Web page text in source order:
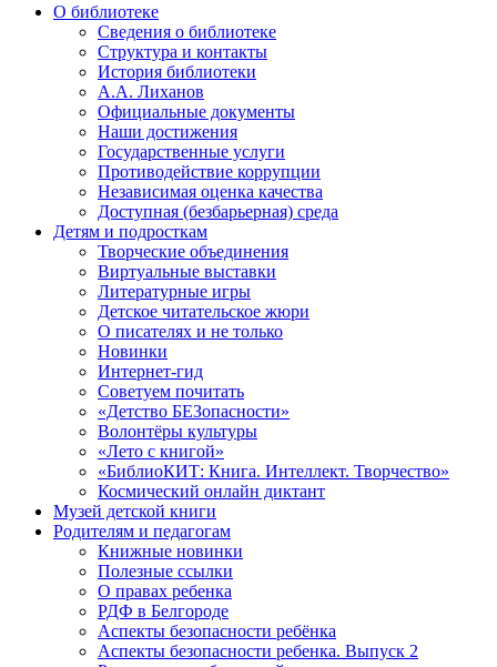
О библиотеке
Сведения о библиотеке
Структура и контакты
История библиотеки
А.А. Лиханов
Официальные документы
Наши достижения
Государственные услуги
Противодействие коррупции
Независимая оценка качества
Доступная (безбарьерная) среда
Детям и подросткам
Творческие объединения
Виртуальные выставки
Литературные игры
Детское читательское жюри
О писателях и не только
Новинки
Интернет-гид
Советуем почитать
«Детство БЕЗопасности»
Волонтёры культуры
«Лето с книгой»
«БиблиоКИТ: Книга. Интеллект. Творчество»
Космический онлайн диктант
Музей детской книги
Родителям и педагогам
Книжные новинки
Полезные ссылки
О правах ребенка
РДФ в Белгороде
Аспекты безопасности ребёнка
Аспекты безопасности ребенка. Выпуск 2